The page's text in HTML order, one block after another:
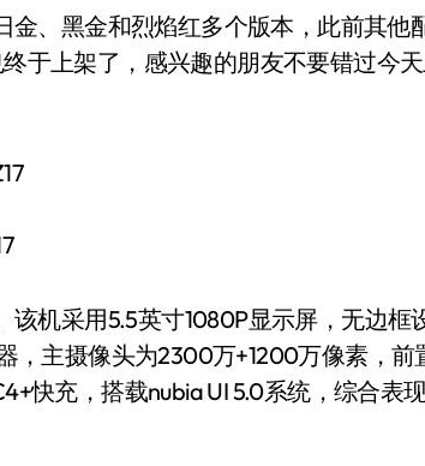
、黑金和烈焰红多个版本，此前其他
于上架了，感兴趣的朋友不要错过今
机采用5.5英寸1080P显示屏，无边框
，主摄像头为2300万+1200万像素，前
快充，搭载nubia UI 5.0系统，综合表